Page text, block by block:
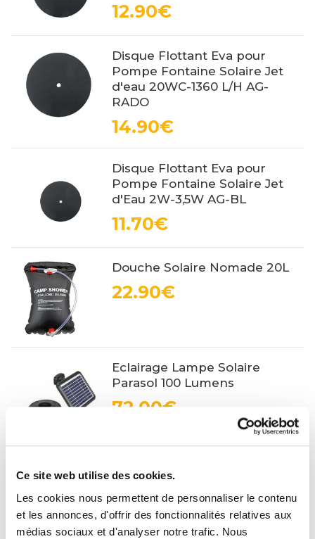
Ce site web utilise des cookies.
Les cookies nous permettent de personnaliser le contenu
et les annonces, d'offrir des fonctionnalités relatives aux
médias sociaux et d'analyser notre trafic. Nous
12.90€
Disque Flottant Eva pour
Pompe Fontaine Solaire Jet
d'eau 20WC-1360 L/H AG-
RADO
14.90€
Disque Flottant Eva pour
Pompe Fontaine Solaire Jet
d'Eau 2W-3,5W AG-BL
11.70€
Douche Solaire Nomade 20L
22.90€
Eclairage Lampe Solaire
Parasol 100 Lumens
72.00€
Cabanon Heit
42.90€